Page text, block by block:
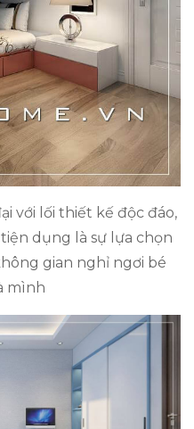
với lối thiết kế độc đáo,
dụng là sự lựa chọn
gian nghỉ ngơi bé
mình